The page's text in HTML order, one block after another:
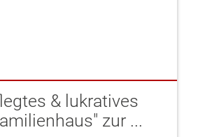
& lukratives
zur ...